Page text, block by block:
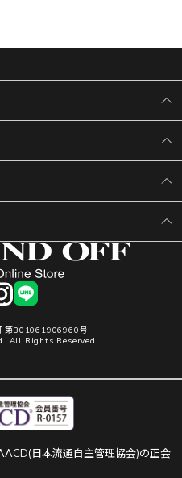
LINE
第301061906960号
All Rights Reserved.
日本流通自主管理協会)の正会